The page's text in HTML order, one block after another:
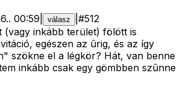
. 00:59 válasz #512
(vagy inkább terület) fölött is
egészen az ûrig, és az így
szökne el a légkör? Hát, van benne
inkább csak egy gömbben szûnne